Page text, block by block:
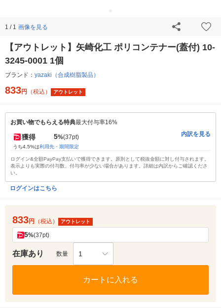
1 / 1 画像を見る
【アウトレット】矢崎化工 ポリコンテナー(蓋付) 10-
3245-0001 1個
ブランド： yazaki（合成樹脂製品）
833円 （税込） アウトレット
お買い物でもらえる特典最大付与率16%
獲得 5%(37pt)
うち4.5%は利用先・期間限定
内訳を見る
ログイン&全額PayPay支払いで獲得できます。原則として税抜金額に対し付与されます。
表示よりも実際の付与数、付与率が少ない場合があります。詳細は内訳からご確認くださ
い。
ログインはこちら
833円 （税込） アウトレット
5%(37pt)
在庫あり 数量 1
カートに入れる